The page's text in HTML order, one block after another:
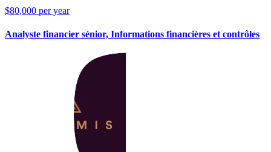
$80,000 per year
Analyste financier sénior, Informations financières et contrôles